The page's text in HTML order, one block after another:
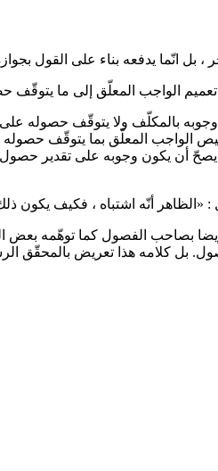
، بل انّما يدفعه بناء على القول
بالمكلّف ولا يتوقّف حصوله
الواجب المعلّق بما يتوقّف
أن يكون وجوبه على تقدير
أنّه اشتباه ، فكيف يكون ذلك
بل كلامه هذا تعريض